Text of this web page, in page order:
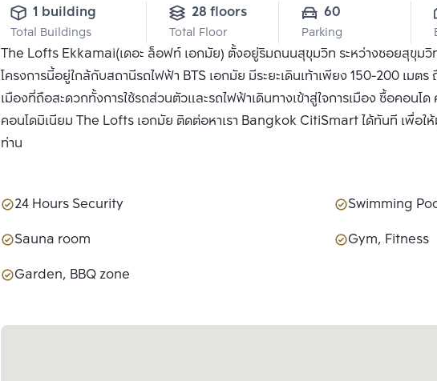
1 building
Total Buildings
28 floors
Total Floor
60
Parking
The Lofts Ekkamai(เดอะ ล็อฟท์ เอกมัย) ตั้งอยู่ริมถนนสุขุมวิท ระหว่างซอยสุขุม
โครงการนี้อยู่ใกล้กับสถานีรถไฟฟ้า BTS เอกมัย มีระยะเดินเท้าเพียง 150-200 เม
เมืองที่ถือสะดวกทั้งการใช้รถส่วนตัวและรถไฟฟ้าเดินทางเข้าสู่ใจการเมือง ซื้อคอนโ
คอนโดมิเนียม The Lofts เอกมัย ติดต่อหาเรา Bangkok CitiSmart ได้ทันที เพื่อให้
ท่าน
24 Hours Security
Swimming
Sauna room
Gym, Fitness
Garden, BBQ zone